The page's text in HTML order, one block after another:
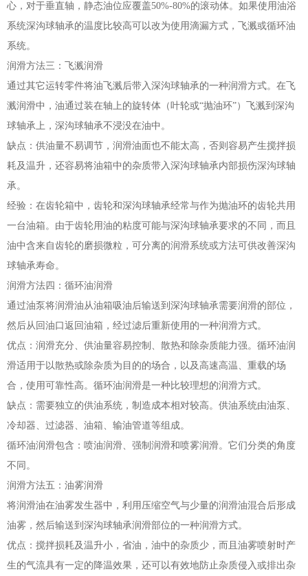
心，对于垂直轴，静态油位应覆盖50%-80%的滚动体。如果使用油浴
系统深沟球轴承的温度比较高可以改为使用滴漏方式，飞溅或循环油
系统。
润滑方法三：飞溅润滑
通过其它运转零件将油飞溅后带入深沟球轴承的一种润滑方式。在飞
溅润滑中，油通过装在轴上的旋转体（叶轮或“抛油环”）飞溅到深沟
球轴承上，深沟球轴承不浸没在油中。
缺点：供油量不易调节，润滑油面也不能太高，否则容易产生搅拌损
耗及温升，还容易将油箱中的杂质带入深沟球轴承内部损伤深沟球轴
承。
经验：在齿轮箱中，齿轮和深沟球轴承经常与作为抛油环的齿轮共用
一台油箱。由于齿轮用油的粘度可能与深沟球轴承要求的不同，而且
油中含来自齿轮的磨损微粒，可分离的润滑系统或方法可供改善深沟
球轴承寿命。
润滑方法四：循环油润滑
通过油泵将润滑油从油箱吸油后输送到深沟球轴承需要润滑的部位，
然后从回油口返回油箱，经过滤后重新使用的一种润滑方式。
优点：润滑充分、供油量容易控制、散热和除杂质能力强。循环油润
滑适用于以散热或除杂质为目的的场合，以及高速高温、重载的场
合，使用可靠性高。循环油润滑是一种比较理想的润滑方式。
缺点：需要独立的供油系统，制造成本相对较高。供油系统由油泵、
冷却器、过滤器、油箱、输油管道等组成。
循环油润滑包含：喷油润滑、强制润滑和喷雾润滑。它们分类的角度
不同。
润滑方法五：油雾润滑
将润滑油在油雾发生器中，利用压缩空气与少量的润滑油混合后形成
油雾，然后输送到深沟球轴承润滑部位的一种润滑方式。
优点：搅拌损耗及温升小，省油，油中的杂质少，而且油雾喷射时产
生的气流具有一定的降温效果，还可以有效地防止杂质侵入或排出杂